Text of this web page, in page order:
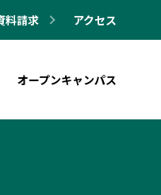
料請求 アクセス
オープンキャンパス